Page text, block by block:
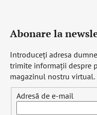
Abonare la
Introduceţi adresa
trimite informaţii despre
magazinul nostru virtual.
Adresă de e-mail